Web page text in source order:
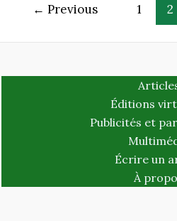
← Previous 1 2
Éditions
Publicités et
Écrire un
À